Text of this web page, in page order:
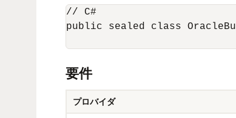
// C#
public sealed class
要件
プロバイダ